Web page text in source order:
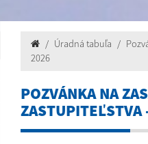
Úradná tabuľa
2026
POZVÁNKA NA